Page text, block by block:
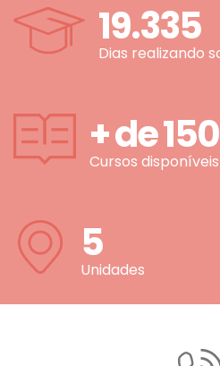
19.335
Dias realizando
+ de150
Cursos disponíveis
5
Unidades